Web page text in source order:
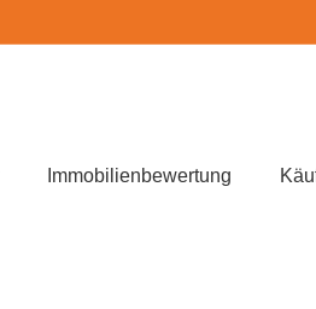
Immobilienbewertung